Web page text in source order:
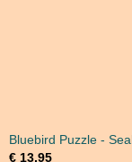
Bluebird Puzzle -
€ 13,95